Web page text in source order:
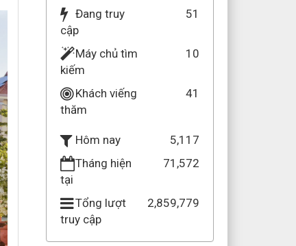
Đang truy
cập
51
Máy chủ tìm
kiếm
10
Khách viếng
thăm
41
Hôm nay
5,117
Tháng hiện
tại
71,572
Tổng lượt
truy cập
2,859,779